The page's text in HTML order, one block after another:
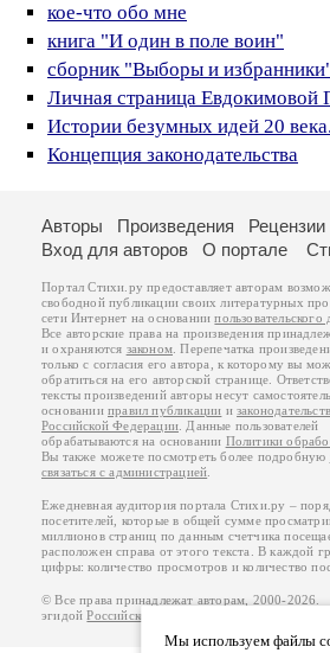
кое-что обо мне
книга "И один в поле воин"
сборник "Выборы и
Личная страница Евдокимовой
Истории безумных идей 20
Концепция законодательства
Мы используем файлы
Авторы Произведения Рецензии
Вход для авторов
О портале
Портал Стихи.ру предоставляет авторам
свободной публикации своих литературных
сети Интернет на основаниипользовательского
Все авторские права на произведения
и охраняются законом . Перепечатка
только с согласия его автора, к которому вы
обратиться на его авторской странице.
тексты произведений авторы несут
основанииправил публикации и
Российской Федерации . Данные пользователей
обрабатываются на основании Политики
Вы также можете посмотреть более подробную
связаться с администрацией
Ежедневная аудитория портала Стихи.ру –
посетителей, которые в общей сумме
миллионов страниц по данным счетчика
расположен справа от этого текста. В каждой
цифры: количество просмотров и количество
© Все права принадлежат авторам, 2000-2026.
эгидойРоссийского союза писателей